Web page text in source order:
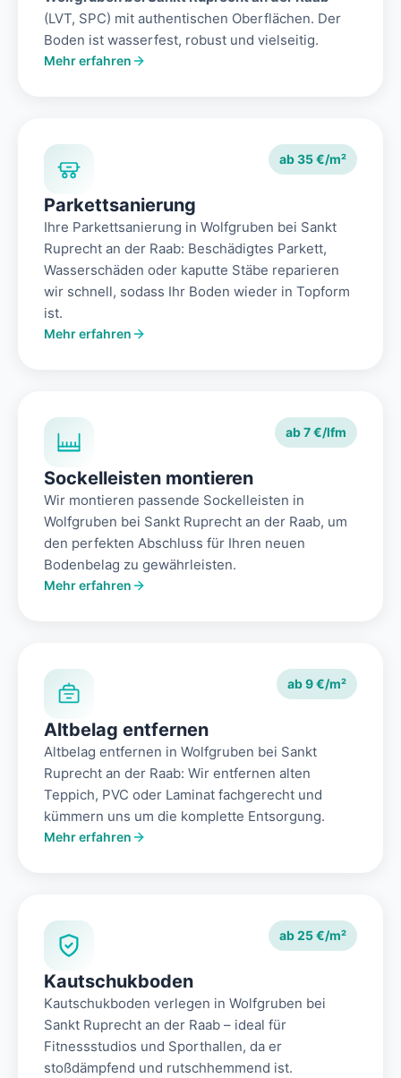
(LVT, SPC) mit authentischen Oberflächen. Der
Boden ist wasserfest, robust und vielseitig.
Mehr erfahren
ab 35 €/m²
Parkettsanierung
Ihre Parkettsanierung in Wolfgruben bei Sankt
Ruprecht an der Raab: Beschädigtes Parkett,
Wasserschäden oder kaputte Stäbe reparieren
wir schnell, sodass Ihr Boden wieder in Topform
ist.
Mehr erfahren
ab 7 €/lfm
Sockelleisten montieren
Wir montieren passende Sockelleisten in
Wolfgruben bei Sankt Ruprecht an der Raab, um
den perfekten Abschluss für Ihren neuen
Bodenbelag zu gewährleisten.
Mehr erfahren
ab 9 €/m²
Altbelag entfernen
Altbelag entfernen in Wolfgruben bei Sankt
Ruprecht an der Raab: Wir entfernen alten
Teppich, PVC oder Laminat fachgerecht und
kümmern uns um die komplette Entsorgung.
Mehr erfahren
ab 25 €/m²
Kautschukboden
Kautschukboden verlegen in Wolfgruben bei
Sankt Ruprecht an der Raab – ideal für
Fitnessstudios und Sporthallen, da er
stoßdämpfend und rutschhemmend ist.